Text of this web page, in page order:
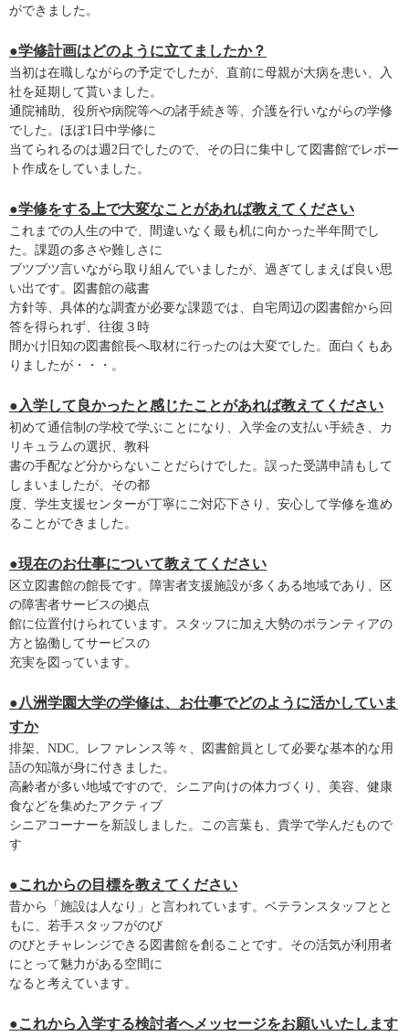
ができました。
●学修計画はどのように立てましたか？
当初は在職しながらの予定でしたが、直前に母親が大病を患い、入
社を延期して貰いました。
通院補助、役所や病院等への諸手続き等、介護を行いながらの学修
でした。ほぼ1日中学修に
当てられるのは週2日でしたので、その日に集中して図書館でレポー
ト作成をしていました。
●学修をする上で大変なことがあれば教えてください
これまでの人生の中で、間違いなく最も机に向かった半年間でし
た。課題の多さや難しさに
ブツブツ言いながら取り組んでいましたが、過ぎてしまえば良い思
い出です。図書館の蔵書
方針等、具体的な調査が必要な課題では、自宅周辺の図書館から回
答を得られず、往復３時
間かけ旧知の図書館長へ取材に行ったのは大変でした。面白くもあ
りましたが・・・。
●入学して良かったと感じたことがあれば教えてください
初めて通信制の学校で学ぶことになり、入学金の支払い手続き、カ
リキュラムの選択、教科
書の手配など分からないことだらけでした。誤った受講申請もして
しまいましたが、その都
度、学生支援センターが丁寧にご対応下さり、安心して学修を進め
ることができました。
●現在のお仕事について教えてください
区立図書館の館長です。障害者支援施設が多くある地域であり、区
の障害者サービスの拠点
館に位置付けられています。スタッフに加え大勢のボランティアの
方と協働してサービスの
充実を図っています。
●八洲学園大学の学修は、お仕事でどのように活かしていま
すか
排架、NDC、レファレンス等々、図書館員として必要な基本的な用
語の知識が身に付きました。
高齢者が多い地域ですので、シニア向けの体力づくり、美容、健康
食などを集めたアクティブ
シニアコーナーを新設しました。この言葉も、貴学で学んだもので
す
●これからの目標を教えてください
昔から「施設は人なり」と言われています。ベテランスタッフとと
もに、若手スタッフがのび
のびとチャレンジできる図書館を創ることです。その活気が利用者
にとって魅力がある空間に
なると考えています。
●これから入学する検討者へメッセージをお願いいたします